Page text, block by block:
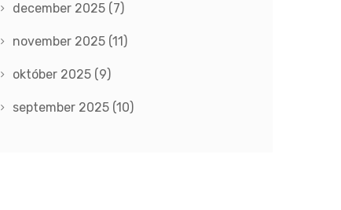
december 2025 (7)
november 2025 (11)
október 2025 (9)
september 2025 (10)